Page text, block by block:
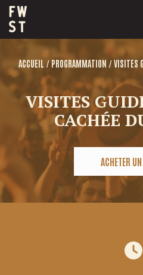
Passer
au
contenu
ACCUEIL /PROGRAMMATION / VISITES
VISITES
CACHÉE
ACHETER